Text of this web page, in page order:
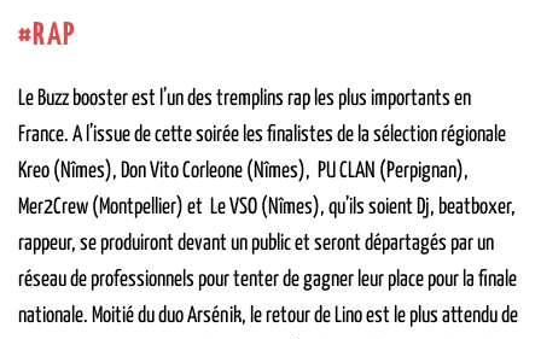
RAP
Le Buzz booster est l’un des tremplins rap les plus importants en
France. A l’issue de cette soirée les finalistes de la sélection régionale
Kreo (Nîmes), Don Vito Corleone (Nîmes), PU CLAN (Perpignan),
Mer2Crew (Montpellier) et Le VSO (Nîmes), qu’ils soient Dj, beatboxer,
rappeur, se produiront devant un public et seront départagés par un
réseau de professionnels pour tenter de gagner leur place pour la finale
nationale. Moitié du duo Arsénik, le retour de Lino est le plus attendu de